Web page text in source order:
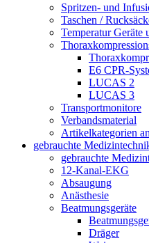
Spritzen- und
Taschen /
Temperatur Geräte
E6 CPR-
LUCAS 2
LUCAS 3
Transportmonitore
Verbandsmaterial
Artikelkategorien
gebrauchte
gebrauchte
12-Kanal-EKG
Absaugung
Anästhesie
Beatmungsgeräte
Dräger